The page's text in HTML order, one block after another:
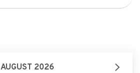
AUGUST 2026